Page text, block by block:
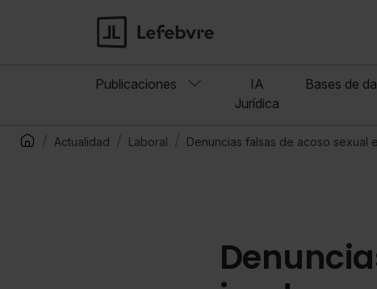
Publicaciones
IA
Jurídica
Bases de
Actualidad Laboral Denuncias falsas de acoso